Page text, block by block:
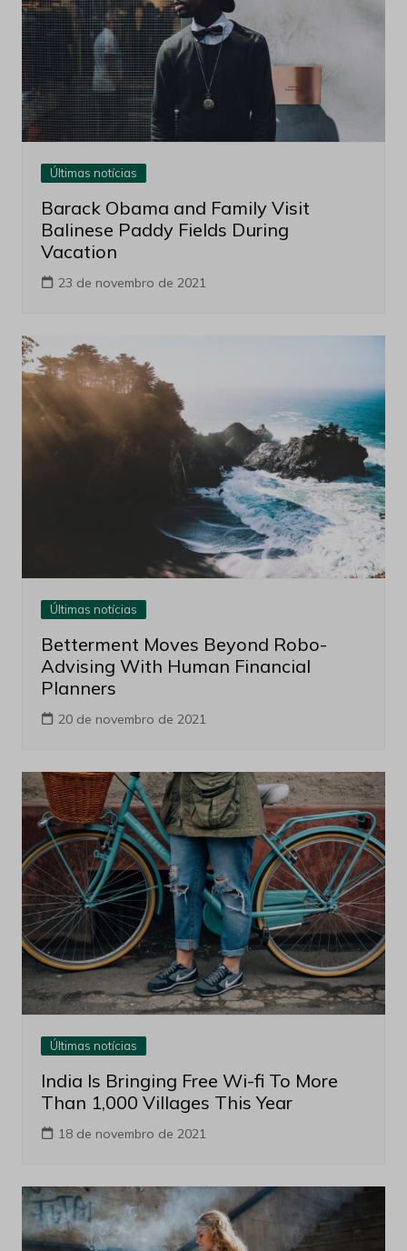
Últimas notícias
Barack Obama and Family Visit
Balinese Paddy Fields During
Vacation
23 de novembro de 2021
Últimas notícias
Betterment Moves Beyond Robo-
Advising With Human Financial
Planners
20 de novembro de 2021
Últimas notícias
India Is Bringing Free Wi-fi To More
Than 1,000 Villages This Year
18 de novembro de 2021